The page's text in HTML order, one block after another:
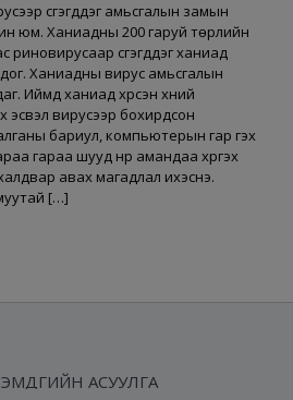
үүсгэгддэг амьсгалын замын
юм. Ханиадны 200 гаруй төрлийн
риновирусаар үүсгэгддэг ханиад
Ханиадны вирус амьсгалын
Иймд ханиад хүрсэн хүний
эсвэл вирусээр бохирдсон
бариул, компьютерын гар гэх
гараа шууд нүүр амандаа хүргэх
авах магадлал ихэснэ.
[…]
АСУУЛГА